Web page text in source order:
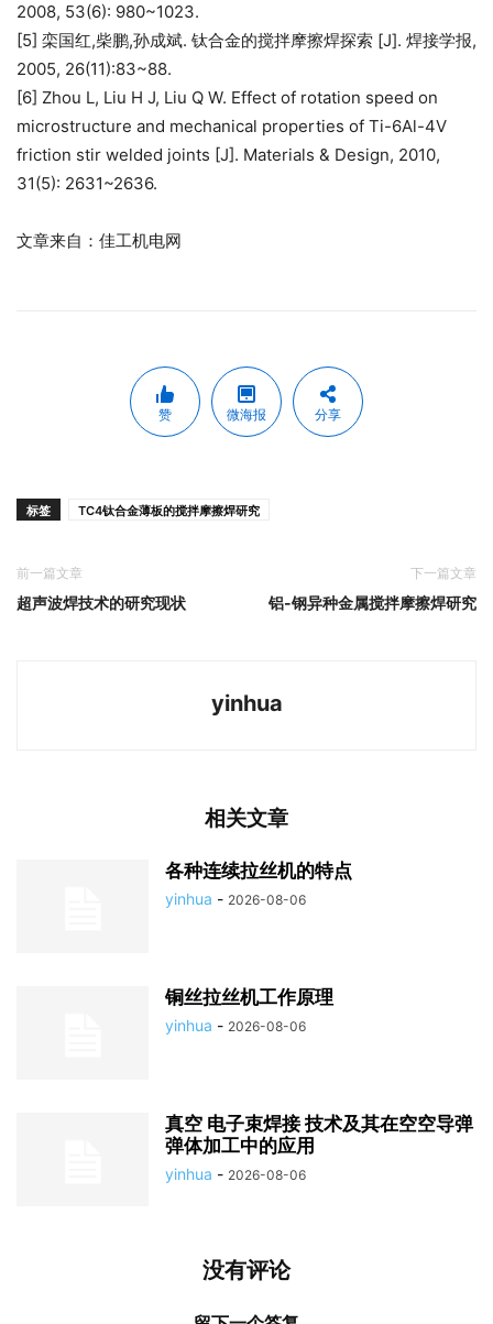
2008, 53(6): 980~1023.
[5] 栾国红,柴鹏,孙成斌. 钛合金的搅拌摩擦焊探索 [J]. 焊接学报,
2005, 26(11):83~88.
[6] Zhou L, Liu H J, Liu Q W. Effect of rotation speed on
microstructure and mechanical properties of Ti-6Al-4V
friction stir welded joints [J]. Materials & Design, 2010,
31(5): 2631~2636.
文章来自：佳工机电网
赞 微海报 分享
标签 TC4钛合金薄板的搅拌摩擦焊研究
前一篇文章
超声波焊技术的研究现状
下一篇文章
铝-钢异种金属搅拌摩擦焊研究
yinhua
相关文章
各种连续拉丝机的特点
yinhua - 2026-08-06
铜丝拉丝机工作原理
yinhua - 2026-08-06
真空 电子束焊接 技术及其在空空导弹
弹体加工中的应用
yinhua - 2026-08-06
没有评论